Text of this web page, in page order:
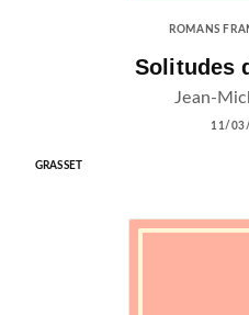
ROMANS
Solitudes
Jean-
11/
GRASSET